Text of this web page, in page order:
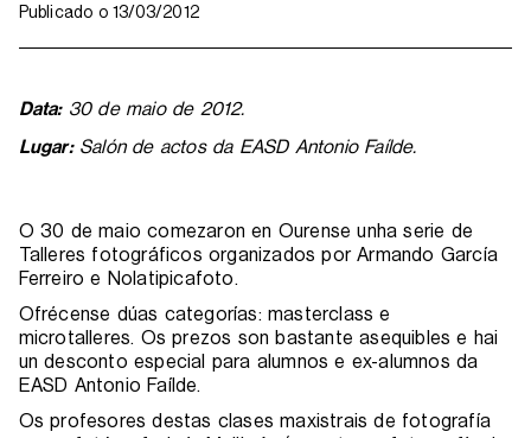
Publicado o13/03/2012
Data:30 de maio de 2012.
Lugar:Salón de actos da EASD Antonio Faílde.
O 30 de maio comezaron en Ourense unha serie de
Talleres fotográficos organizados por Armando García
Ferreiro e Nolatipicafoto.
Ofrécense dúas categorías: masterclass e
microtalleres. Os prezos son bastante asequibles e hai
un desconto especial para alumnos e ex-alumnos da
EASD Antonio Faílde.
Os profesores destas clases maxistrais de fotografía